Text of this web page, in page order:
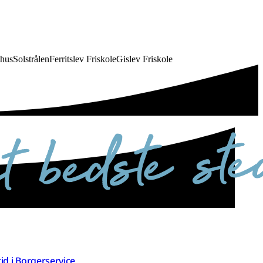
SolstrålenFerritslev FriskoleGislev Friskole